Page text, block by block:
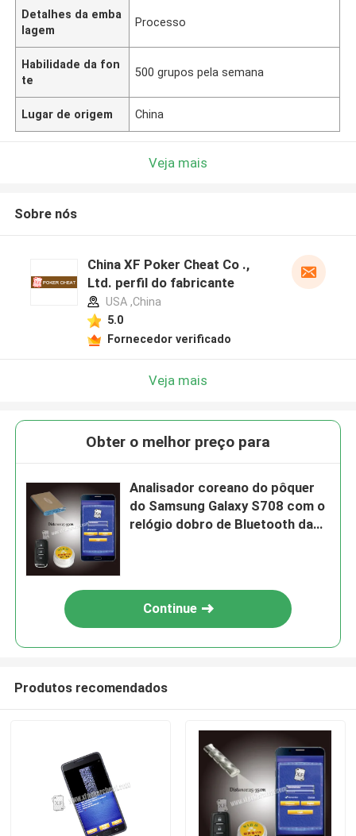
Detalhes da emba
lagem
Processo
Habilidade da fon
te
500 grupos pela semana
Lugar de origem China
Veja mais
Sobre nós
China XF Poker Cheat Co .,
Ltd. perfil do fabricante
USA ,China
5.0
Fornecedor verificado
Veja mais
Obter o melhor preço para
Analisador coreano do pôquer
do Samsung Galaxy S708 com o
relógio dobro de Bluetooth da
Continue
Produtos recomendados